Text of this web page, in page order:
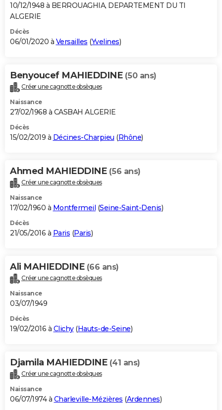
10/12/1948 à BERROUAGHIA, DEPARTEMENT DU TI
ALGERIE
Décès
06/01/2020 à Versailles (Yvelines)
Benyoucef MAHIEDDINE (50 ans)
Créer une cagnotte obsèques
Naissance
27/02/1968 à CASBAH ALGERIE
Décès
15/02/2019 à Décines-Charpieu (Rhône)
Ahmed MAHIEDDINE (56 ans)
Créer une cagnotte obsèques
Naissance
17/02/1960 à Montfermeil (Seine-Saint-Denis)
Décès
21/05/2016 à Paris (Paris)
Ali MAHIEDDINE (66 ans)
Créer une cagnotte obsèques
Naissance
03/07/1949
Décès
19/02/2016 à Clichy(Hauts-de-Seine)
Djamila MAHIEDDINE (41 ans)
Créer une cagnotte obsèques
Naissance
06/07/1974 à Charleville-Mézières (Ardennes)